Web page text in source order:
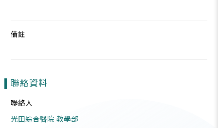
備註
聯絡資料
聯絡人
光田綜合醫院 教學部